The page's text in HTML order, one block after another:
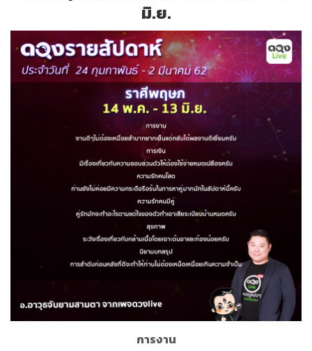
มิ.ย.
การงาน